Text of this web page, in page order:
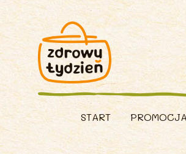
START PROMOCJA